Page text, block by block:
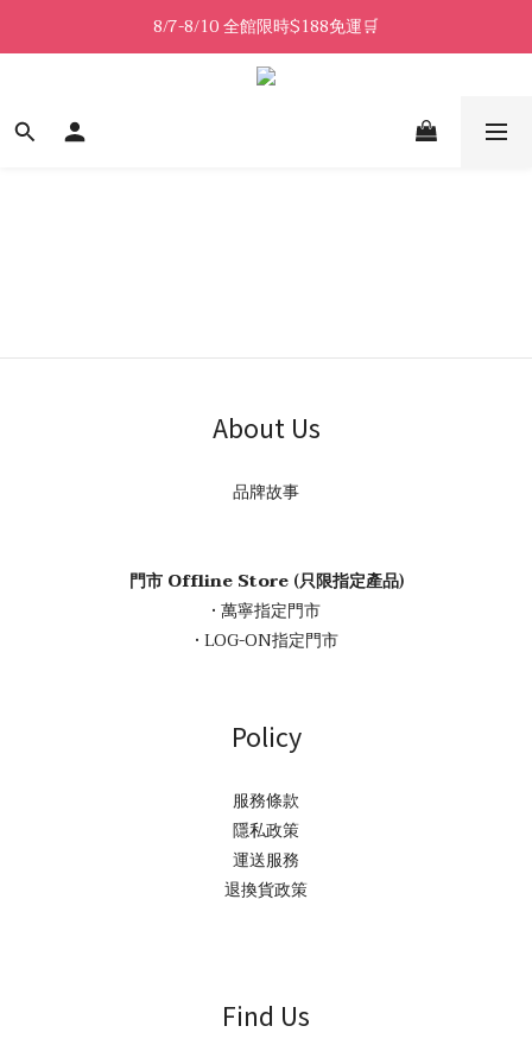
8/7-8/10 全館限時$188免運🛒
8/7-8/10 全館限時$188免運🛒
🔥8/7-8/10 滿$588立減$88🔥
About Us
品牌故事
門市 Offline Store (只限指定產品)
• 萬寧指定門市
• LOG-ON指定門市
Policy
服務條款
隱私政策
運送服務
退換貨政策
Find Us